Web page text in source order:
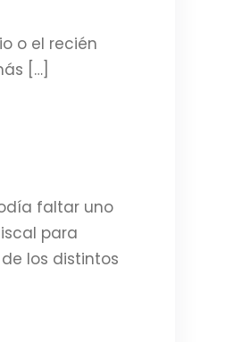
o el recién
[…]
faltar uno
para
los distintos